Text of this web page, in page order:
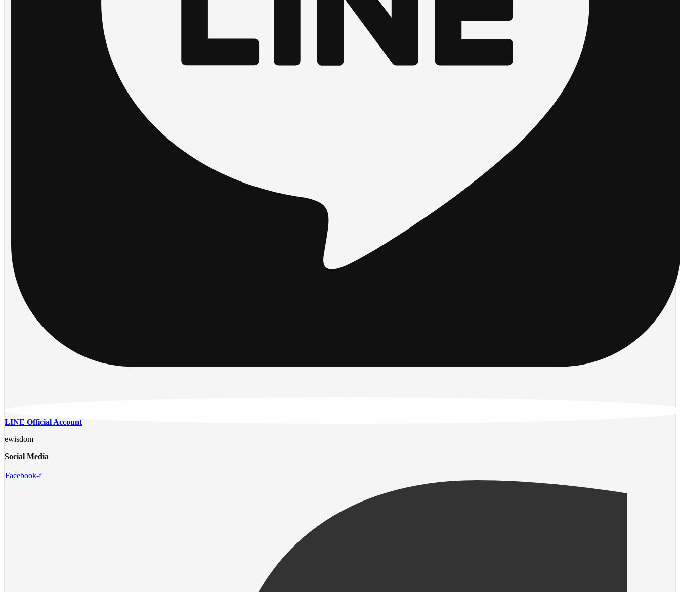
LINE Official Account
ewisdom
Social Media
Facebook-f